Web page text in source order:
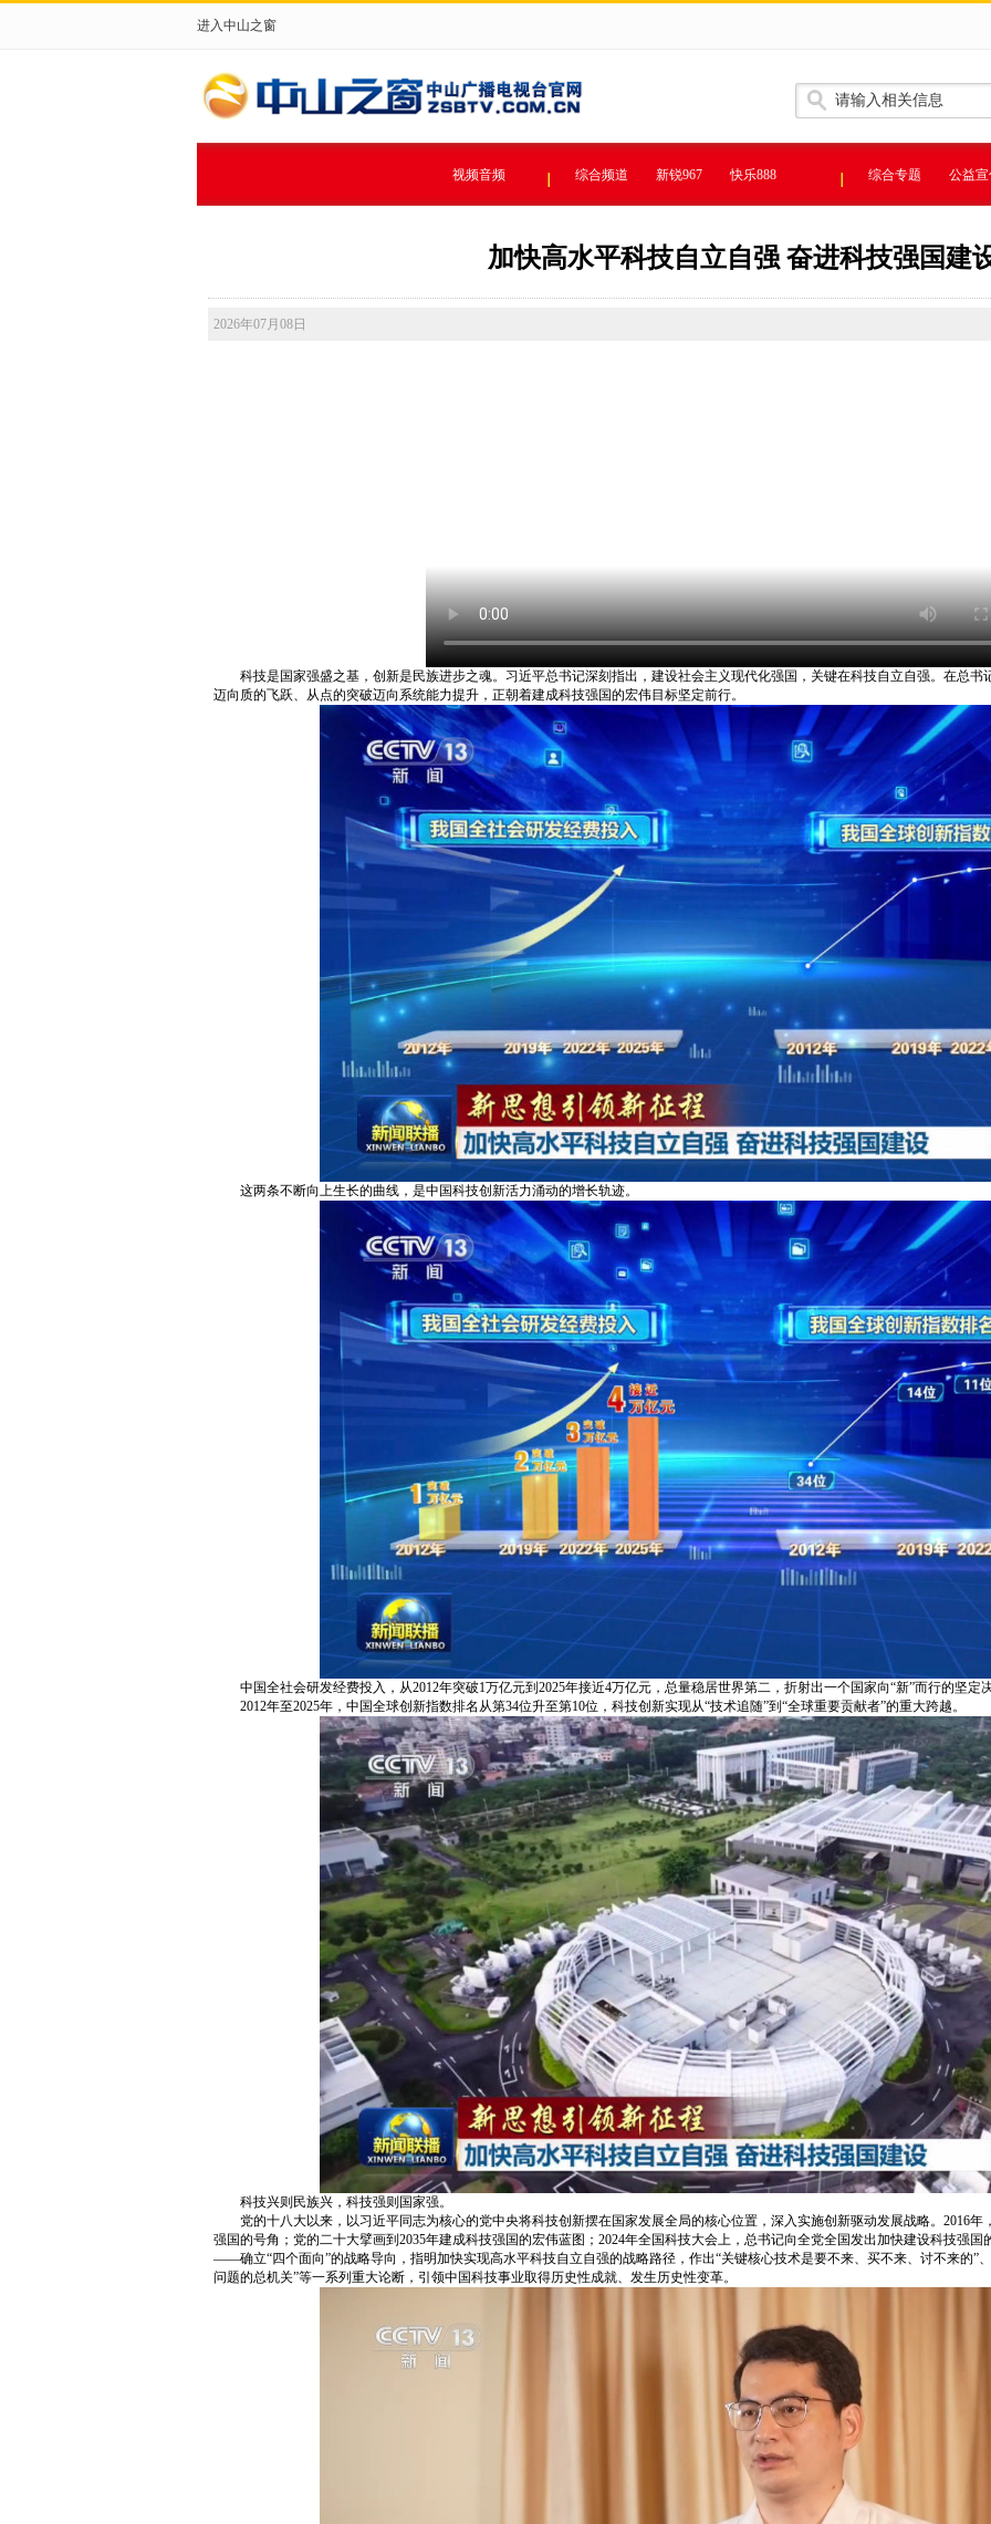
进入中山之窗
视频音频 综合频道 新锐967 快乐888 综合专题 公益
加快高水平科技自立自强 奋进科技强国建
2026年07月08日
科技是国家强盛之基，创新是民族进步之魂。习近平总书记深刻指出，建设社会主义现代化强国，关键在科技自立自强。在总
迈向质的飞跃、从点的突破迈向系统能力提升，正朝着建成科技强国的宏伟目标坚定前行。
这两条不断向上生长的曲线，是中国科技创新活力涌动的增长轨迹。
中国全社会研发经费投入，从2012年突破1万亿元到2025年接近4万亿元，总量稳居世界第二，折射出一个国家向“新”而行的坚定
2012年至2025年，中国全球创新指数排名从第34位升至第10位，科技创新实现从“技术追随”到“全球重要贡献者”的重大跨越。
科技兴则民族兴，科技强则国家强。
党的十八大以来，以习近平同志为核心的党中央将科技创新摆在国家发展全局的核心位置，深入实施创新驱动发展战略。2016年
强国的号角；党的二十大擘画到2035年建成科技强国的宏伟蓝图；2024年全国科技大会上，总书记向全党全国发出加快建设科技强
——确立“四个面向”的战略导向，指明加快实现高水平科技自立自强的战略路径，作出“关键核心技术是要不来、买不来、讨不来的”
问题的总机关”等一系列重大论断，引领中国科技事业取得历史性成就、发生历史性变革。